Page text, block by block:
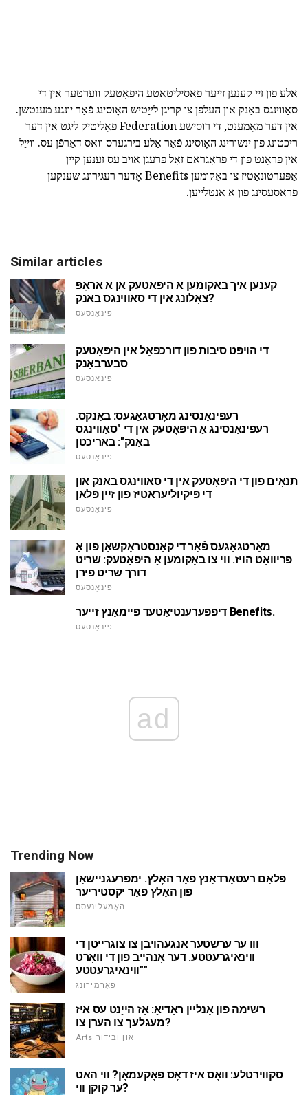
אַלע פון זיי קענען זייער פאַסיליטאַטע היפּאָטעק ווערטער אין די
סאַווינגס באַנק און העלפן צו קריגן לייַטיש האָוסינג פֿאַר יונגע מענטשן.
אין דער מאָמענט, די רוסישע Federation פּאָליטיק ליגט אין דער
ריכטונג פון ינשורינג האָוסינג פֿאַר אַלע בירגערס וואס דאַרפֿן עס. ווייַל
אין פראָנט פון די פּראָגראַם זאָל פרעגן אויב עס זענען קיין
אַפּערטונאַטיז צו באַקומען Benefits אָדער רעגירונג שענקען
פּראַסעסינג פון אַ אַנטלייַען.
Similar articles
קענען איך באַקומען אַ היפּאָטעק אָן אַ אַראָפּ
צאָלונג אין די סאַווינגס באַנק?
פינאַנסעס
די הויפּט סיבות פון דורכפאַל אין היפּאָטעק
סבערבאַנק
פינאַנסעס
רעפינאַנסינג מאָרטגאַגעס: באַנקס.
רעפינאַנסינג אַ היפּאָטעק אין די "סאַווינגס
באַנק": באריכטן
פינאַנסעס
תּנאָים פון די היפּאָטעק אין די סאַווינגס באַנק און
די פּיקיוליעראַטיז פון זייַן פּלאַן
פינאַנסעס
מאָרטגאַגעס פֿאַר די קאַנסטראַקשאַן פון אַ
פּריוואַט הויז. ווי צו באַקומען אַ היפּאָטעק: שריט
דורך שריט פירן
פינאַנסעס
דיפפערענטיאַטעד פּיימאַנץ זייער Benefits.
פינאַנסעס
ad
Trending Now
פלאַם רעטאַרדאַנץ פֿאַר האָלץ. ימפּרעגניישאַן
פון האָלץ פֿאַר יקסטיריער
האָמעלינעסס
ווו ער ערשטער אנגעהויבן צו צוגרייטן די
ווינאַיגרעטטע. דער אָנהייב פון די וואָרט
"ווינאַיגרעטטע"
פאָרמירונג
רשימה פון אָנליין ראַדיאָ: אַז הייַנט עס איז
מעגלעך צו הערן צו?
Arts און ובידור
סקווירטלע: וואָס איז דאָס פּאָקעמאָן? ווי האט
ער קוקן ווי?